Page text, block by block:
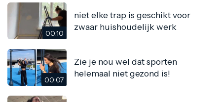
00:10
niet elke trap is geschikt voor
zwaar huishoudelijk werk
00:07
Zie je nou wel dat sporten
helemaal niet gezond is!